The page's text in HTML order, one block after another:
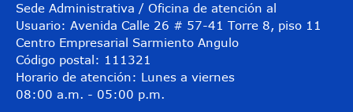
Sede Administrativa / Oficina de atención al
Usuario: Avenida Calle 26 # 57-41 Torre 8, piso 11
Centro Empresarial Sarmiento Angulo
Código postal: 111321
Horario de atención: Lunes a viernes
08:00 a.m. - 05:00 p.m.